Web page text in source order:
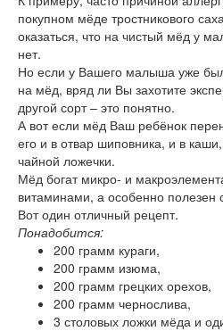
покупном мёде тростникового
оказаться, что на чистый мёд у
нет.
Но если у Вашего малыша уже
на мёд, вряд ли Вы захотите
другой сорт – это понятно.
А вот если мёд Ваш ребёнок
его и в отвар шиповника, и в
чайной ложечки.
Мёд богат микро- и
витаминами, а особенно полезен
Вот один отличный рецепт.
Понадобится:
200 грамм кураги,
200 грамм изюма,
200 грамм грецких орехов,
200 грамм чернослива,
3 столовых ложки мёда и